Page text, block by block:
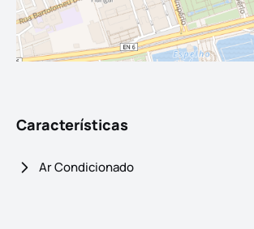
Características
Ar Condicionado